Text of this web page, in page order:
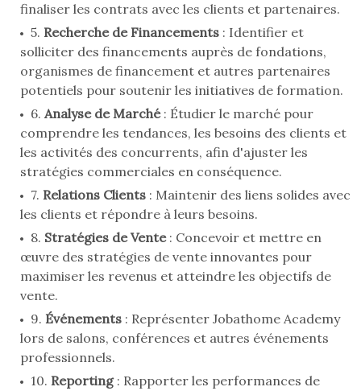
finaliser les contrats avec les clients et partenaires.
5. Recherche de Financements : Identifier et
solliciter des financements auprès de fondations,
organismes de financement et autres partenaires
potentiels pour soutenir les initiatives de formation.
6. Analyse de Marché: Étudier le marché pour
comprendre les tendances, les besoins des clients et
les activités des concurrents, afin d'ajuster les
stratégies commerciales en conséquence.
7. Relations Clients : Maintenir des liens solides avec
les clients et répondre à leurs besoins.
8. Stratégies de Vente: Concevoir et mettre en
œuvre des stratégies de vente innovantes pour
maximiser les revenus et atteindre les objectifs de
vente.
9. Événements : Représenter Jobathome Academy
lors de salons, conférences et autres événements
professionnels.
10. Reporting: Rapporter les performances de